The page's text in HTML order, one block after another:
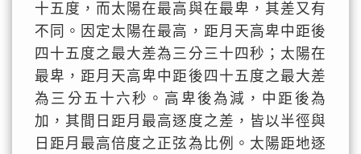
十五度，而太陽在最高與在最卑，其差又有
不同。因定太陽在最高，距月天高卑中距後
四十五度之最大差為三分三十四秒；太陽在
最卑，距月天高卑中距後四十五度之最大差
為三分五十六秒。高卑後為減，中距後為
加，其間日距月最高逐度之差，皆以半徑與
日距月最高倍度之正弦為比例。太陽距地逐